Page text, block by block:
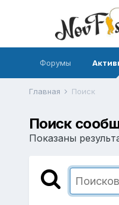
Форумы
Главная Поиск
Поиск
Показаны